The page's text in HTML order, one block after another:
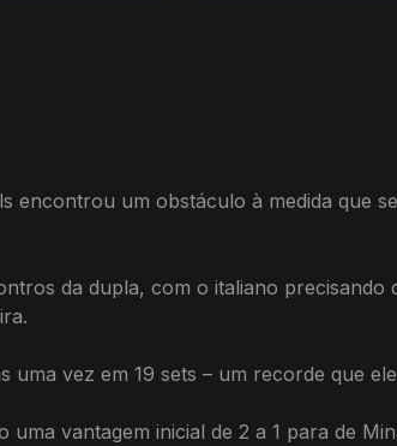
encontrou um obstáculo à medida que
da dupla, com o italiano precisando
vez em 19 sets – um recorde que
vantagem inicial de 2 a 1 para de